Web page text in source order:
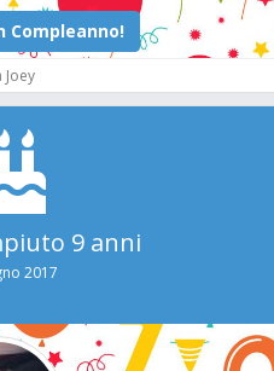
9 anni
2017